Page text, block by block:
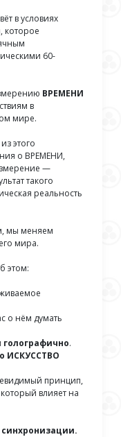
в условиях
которое
60-
ВРЕМЕНИ
в
мире.
этого
о ВРЕМЕНИ,
—
такого
реальность
мы меняем
мира.
этом:
о нём думать
голографично.
ИСКУССТВО
принцип,
влияет на